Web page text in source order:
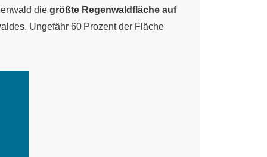
die größte Regenwaldfläche auf
Ungefähr 60 Prozent der Fläche